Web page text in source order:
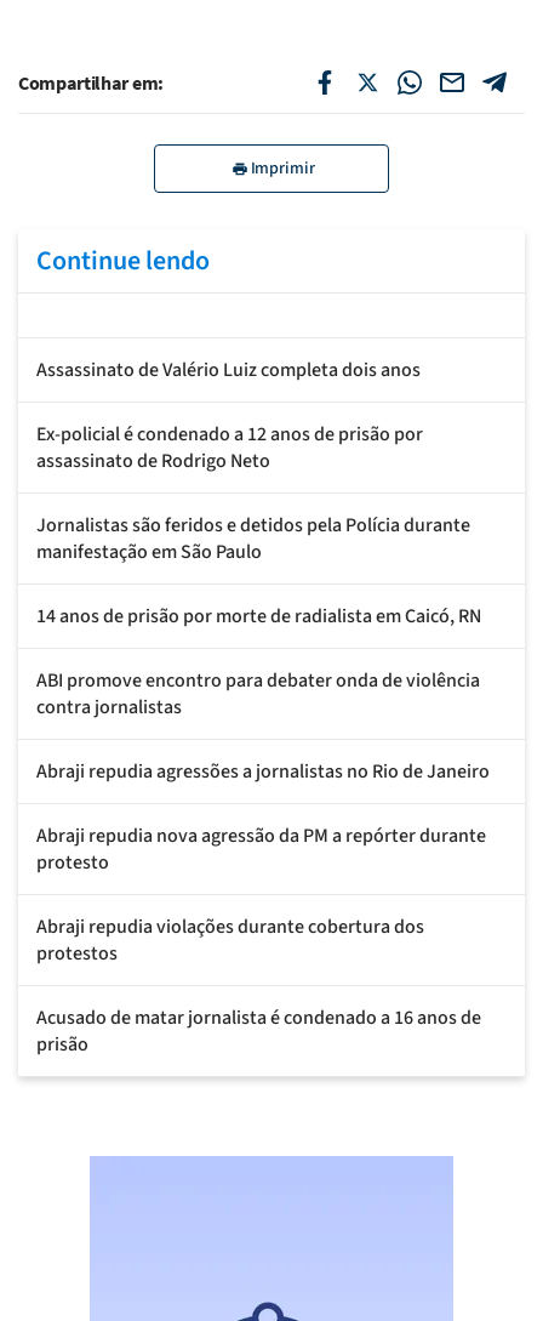
Compartilhar em:
Imprimir
Continue lendo
Assassinato de Valério Luiz completa dois anos
Ex-policial é condenado a 12 anos de prisão por
assassinato de Rodrigo Neto
Jornalistas são feridos e detidos pela Polícia durante
manifestação em São Paulo
14 anos de prisão por morte de radialista em Caicó, RN
ABI promove encontro para debater onda de violência
contra jornalistas
Abraji repudia agressões a jornalistas no Rio de Janeiro
Abraji repudia nova agressão da PM a repórter durante
protesto
Abraji repudia violações durante cobertura dos
protestos
Acusado de matar jornalista é condenado a 16 anos de
prisão